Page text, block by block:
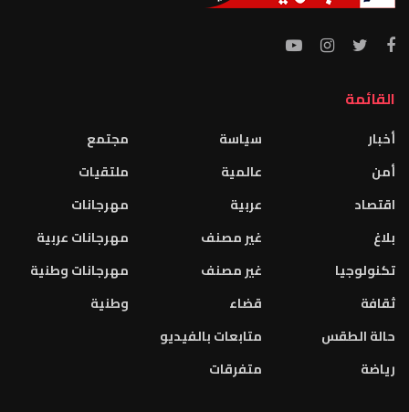
القائمة
أخبار
أمن
اقتصاد
بلاغ
تكنولوجيا
ثقافة
حالة الطقس
رياضة
سياسة
عالمية
عربية
غير مصنف
غير مصنف
قضاء
متابعات بالفيديو
متفرقات
مجتمع
ملتقيات
مهرجانات
مهرجانات عربية
مهرجانات وطنية
وطنية